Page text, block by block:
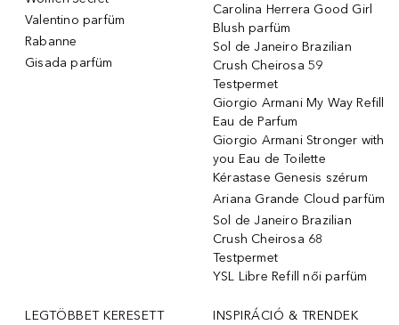
Valentino parfüm
Rabanne
Gisada parfüm
Carolina Herrera Good Girl
Blush parfüm
Sol de Janeiro Brazilian
Crush Cheirosa 59
Testpermet
Giorgio Armani My Way Refill
Eau de Parfum
Giorgio Armani Stronger with
you Eau de Toilette
Kérastase Genesis szérum
Ariana Grande Cloud parfüm
Sol de Janeiro Brazilian
Crush Cheirosa 68
Testpermet
YSL Libre Refill női parfüm
LEGTÖBBET KERESETT
INSPIRÁCIÓ & TRENDEK